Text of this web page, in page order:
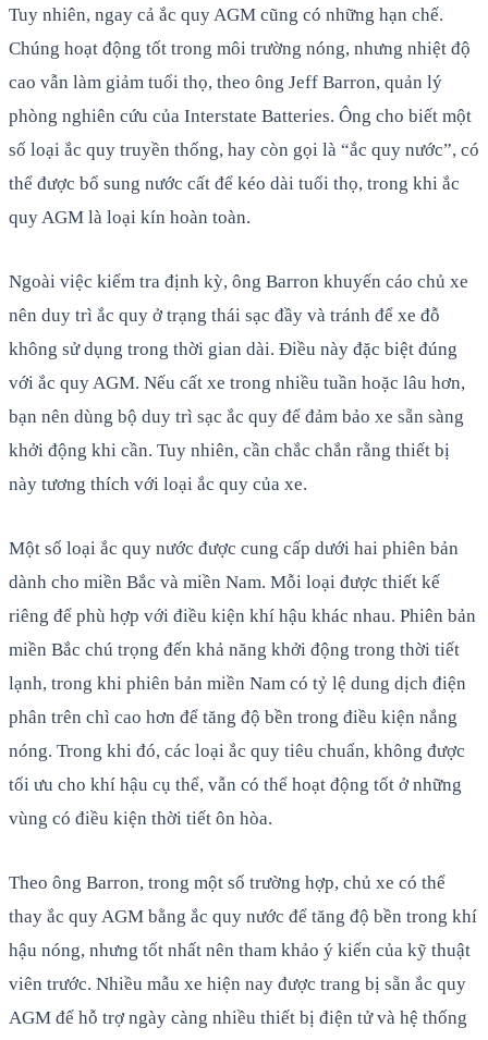
Tuy nhiên, ngay cả ắc quy AGM cũng có những hạn chế.
Chúng hoạt động tốt trong môi trường nóng, nhưng nhiệt độ
cao vẫn làm giảm tuổi thọ, theo ông Jeff Barron, quản lý
phòng nghiên cứu của Interstate Batteries. Ông cho biết một
số loại ắc quy truyền thống, hay còn gọi là “ắc quy nước”, có
thể được bổ sung nước cất để kéo dài tuổi thọ, trong khi ắc
quy AGM là loại kín hoàn toàn.
Ngoài việc kiểm tra định kỳ, ông Barron khuyến cáo chủ xe
nên duy trì ắc quy ở trạng thái sạc đầy và tránh để xe đỗ
không sử dụng trong thời gian dài. Điều này đặc biệt đúng
với ắc quy AGM. Nếu cất xe trong nhiều tuần hoặc lâu hơn,
bạn nên dùng bộ duy trì sạc ắc quy để đảm bảo xe sẵn sàng
khởi động khi cần. Tuy nhiên, cần chắc chắn rằng thiết bị
này tương thích với loại ắc quy của xe.
Một số loại ắc quy nước được cung cấp dưới hai phiên bản
dành cho miền Bắc và miền Nam. Mỗi loại được thiết kế
riêng để phù hợp với điều kiện khí hậu khác nhau. Phiên bản
miền Bắc chú trọng đến khả năng khởi động trong thời tiết
lạnh, trong khi phiên bản miền Nam có tỷ lệ dung dịch điện
phân trên chì cao hơn để tăng độ bền trong điều kiện nắng
nóng. Trong khi đó, các loại ắc quy tiêu chuẩn, không được
tối ưu cho khí hậu cụ thể, vẫn có thể hoạt động tốt ở những
vùng có điều kiện thời tiết ôn hòa.
Theo ông Barron, trong một số trường hợp, chủ xe có thể
thay ắc quy AGM bằng ắc quy nước để tăng độ bền trong khí
hậu nóng, nhưng tốt nhất nên tham khảo ý kiến của kỹ thuật
viên trước. Nhiều mẫu xe hiện nay được trang bị sẵn ắc quy
AGM để hỗ trợ ngày càng nhiều thiết bị điện tử và hệ thống